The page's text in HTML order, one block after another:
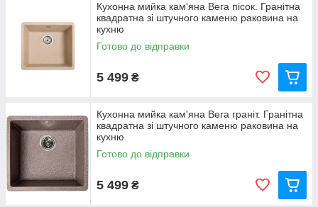
Кухонна мийка кам'яна Вега пісок. Гранітна
квадратна зі штучного каменю раковина на
кухню
Готово до відправки
5 499 ₴
Кухонна мийка кам'яна Вега граніт. Гранітна
квадратна зі штучного каменю раковина на
кухню
Готово до відправки
5 499 ₴